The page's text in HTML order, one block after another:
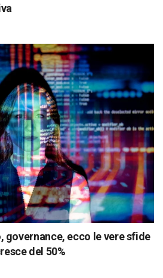
governance, ecco le vere sfide
del 50%